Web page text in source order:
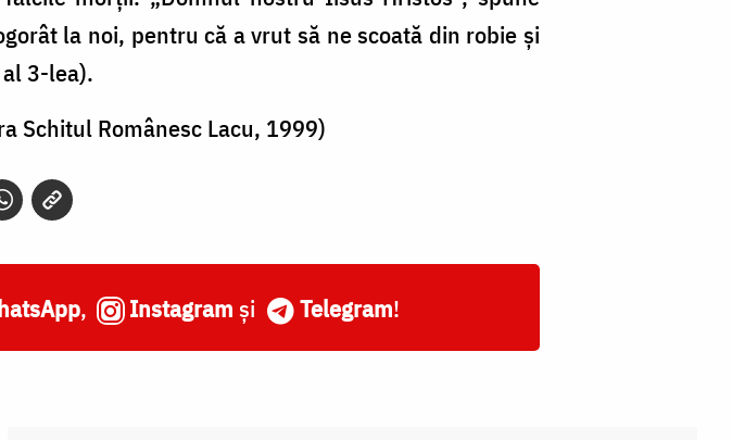
la noi, pentru că a vrut să ne scoată din robie şi
3-lea).
Schitul Românesc Lacu, 1999)
, Instagram și Telegram!